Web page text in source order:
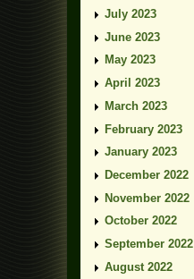
July 2023
June 2023
May 2023
April 2023
March 2023
February 2023
January 2023
December 2022
November 2022
October 2022
September 2022
August 2022